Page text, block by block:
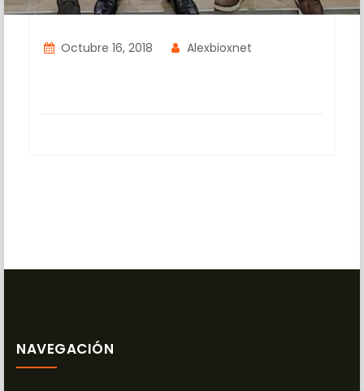
Octubre 16, 2018 Alexbioxnet
NAVEGACIÓN